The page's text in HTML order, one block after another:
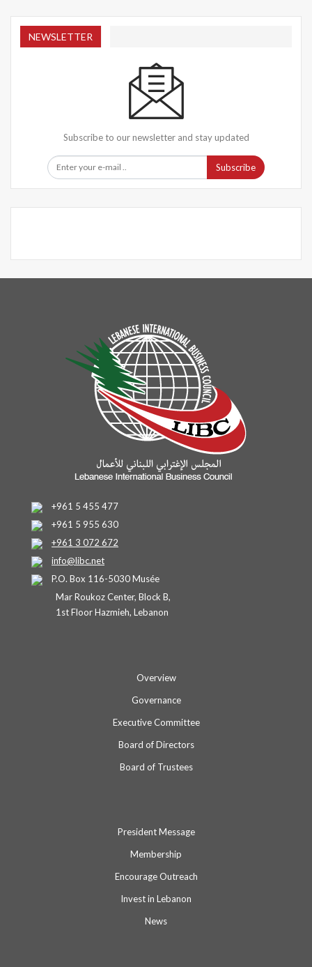
NEWSLETTER
Subscribe to our newsletter and stay updated
Subscribe
+961 5 455 477
+961 5 955 630
+961 3 072 672
info@libc.net
P.O. Box 116-5030 Musée
Mar Roukoz Center, Block B,
1st Floor Hazmieh, Lebanon
Overview
Governance
Executive Committee
Board of Directors
Board of Trustees
President Message
Membership
Encourage Outreach
Invest in Lebanon
News